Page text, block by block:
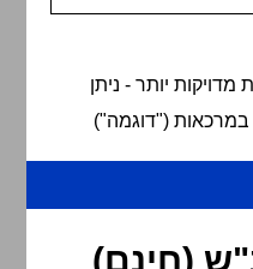
יותר - ניתן
במרכאות ("דוגמה")
(חינם)